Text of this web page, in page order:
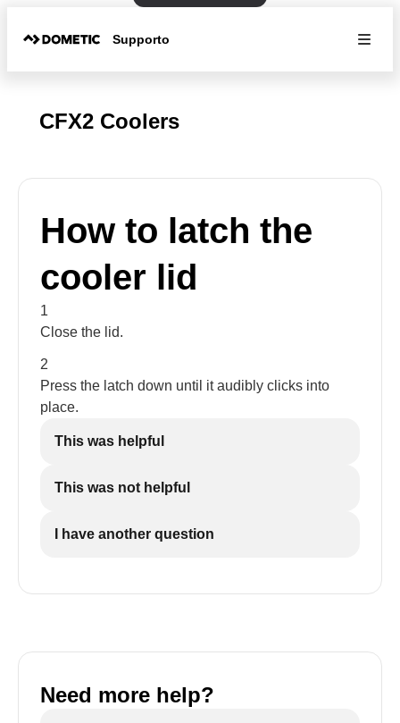
Supporto
CFX2 Coolers
How to latch the
cooler lid
1
Close the lid.
2
Press the latch down until it audibly clicks into
place.
This was helpful
This was not helpful
I have another question
Need more help?